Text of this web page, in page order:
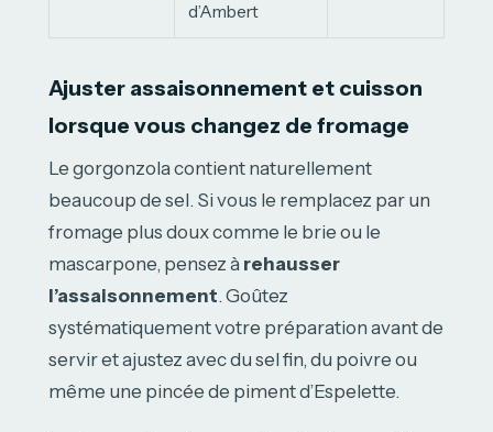
d’Ambert
Ajuster assaisonnement et cuisson
lorsque vous changez de fromage
Le gorgonzola contient naturellement
beaucoup de sel. Si vous le remplacez par un
fromage plus doux comme le brie ou le
mascarpone, pensez à rehausser
l’assaisonnement. Goûtez
systématiquement votre préparation avant de
servir et ajustez avec du sel fin, du poivre ou
même une pincée de piment d’Espelette.